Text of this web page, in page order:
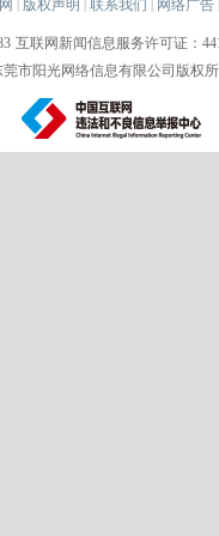
| 版权声明 | 联系我们 | 网络广告
互联网新闻信息服务许可证：
莞市阳光网络信息有限公司版权